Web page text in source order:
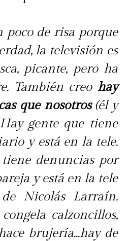
, Carmen
estar en un
:"Estoy viviendo
mi relación
están felices y
que les gusta, tengo
he sacado la cresta
me toca disfrutar".
poco de risa porque
la televisión es
picante, pero ha
También creo hay
que nosotros(él y
gente que tiene
y está en la tele.
denuncias por
y está en la tele
Nicolás Larraín.
calzoncillos,
brujería...hay de